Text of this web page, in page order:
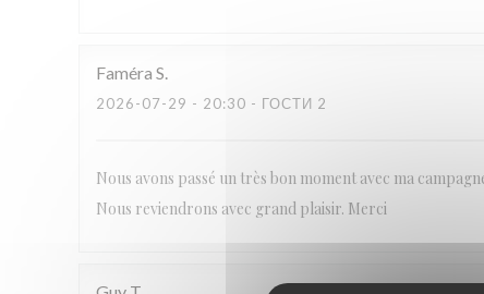
Faméra S
2026-07-29 - 20:30 - ГОСТИ 2
Nous avons passé un très bon moment avec ma
Nous reviendrons avec grand plaisir. Merci